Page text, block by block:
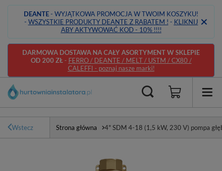
DEANTE- WYJĄTKOWA PROMOCJA W TWOIM KOSZYKU!
- WSZYSTKIE PRODUKTY DEANTE Z RABATEM ! - KLIKNIJ
ABY AKTYWOWAĆ KOD - 10% !!!!
DARMOWA DOSTAWA NA CAŁY ASORTYMENT W SKLEPIE
OD 200 ZŁ- FERRO / DEANTE / MELT / USTM / CX80 /
CALEFFI - poznaj nasze marki!
Wstecz Strona główna 4" SDM 4-18 (1,5 kW, 230 V) pompa